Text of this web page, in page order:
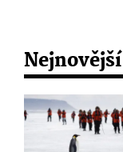
Nejnovější